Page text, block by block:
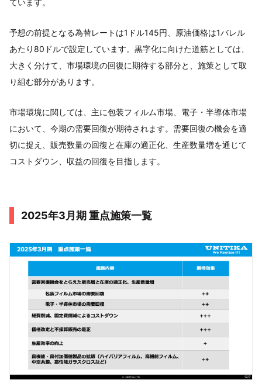
予想の前提となる為替レートは1ドル145円、原油価格は1バレル
あたり80ドルで設定しています。黒字化に向けた道筋としては、
大きく分けて、市場環境の回復に期待する部分と、施策として取
り組む部分があります。
市場環境に関しては、主に包装フィルム市場、電子・半導体市場
において、今期の需要回復が期待されます。需要回復の機会を適
切に捉え、販売数量の回復と在庫の適正化、生産数量増を通じて
コストダウン、収益の回復を目指します。
2025年3月期 重点施策一覧